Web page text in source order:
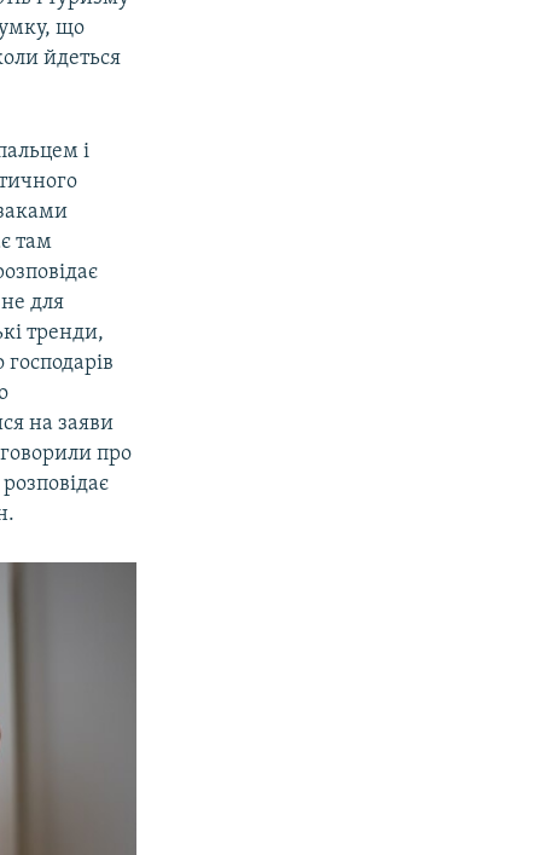
що
йдеться
і
там
для
тренди,
на заяви
про